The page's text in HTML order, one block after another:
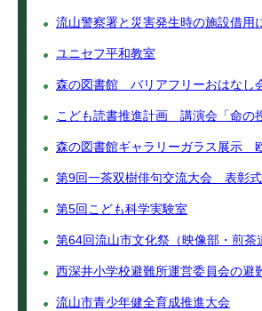
流山警察署と災害発生時の施設借用
ユニセフ平和教室
森の図書館 バリアフリーおはなし
こども読書推進計画 講演会「命の
森の図書館ギャラリーガラス展示
第9回一茶双樹俳句交流大会 表彰式
第5回こども科学実験室
第64回流山市文化祭（映像部・煎茶
西深井小学校避難所運営委員会の避
流山市青少年健全育成推進大会